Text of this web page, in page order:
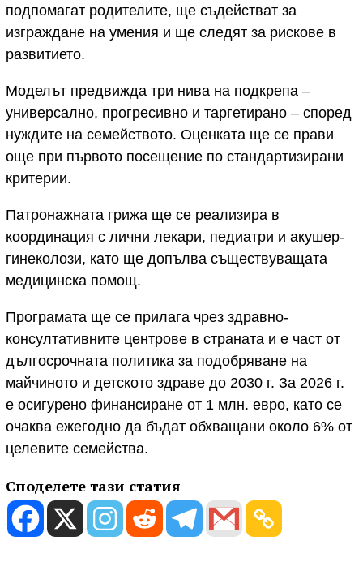
подпомагат родителите, ще съдействат за
изграждане на умения и ще следят за рискове в
развитието.
Моделът предвижда три нива на подкрепа –
универсално, прогресивно и таргетирано – според
нуждите на семейството. Оценката ще се прави
още при първото посещение по стандартизирани
критерии.
Патронажната грижа ще се реализира в
координация с лични лекари, педиатри и акушер-
гинеколози, като ще допълва съществуващата
медицинска помощ.
Програмата ще се прилага чрез здравно-
консултативните центрове в страната и е част от
дългосрочната политика за подобряване на
майчиното и детското здраве до 2030 г. За 2026 г.
е осигурено финансиране от 1 млн. евро, като се
очаква ежегодно да бъдат обхващани около 6% от
целевите семейства.
Споделете тази статия